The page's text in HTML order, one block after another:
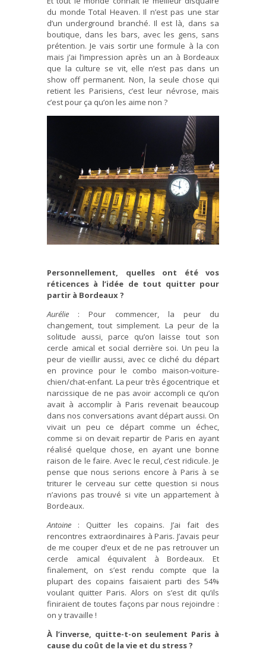
du monde Total Heaven. Il n’est pas une star
d’un underground branché. Il est là, dans sa
boutique, dans les bars, avec les gens, sans
prétention. Je vais sortir une formule à la con
mais j’ai l’impression après un an à Bordeaux
que la culture se vit, elle n’est pas dans un
show off permanent. Non, la seule chose qui
retient les Parisiens, c’est leur névrose, mais
c’est pour ça qu’on les aime non ?
Personnellement, quelles ont été vos
réticences à l’idée de tout quitter pour
partir à Bordeaux ?
Aurélie : Pour commencer, la peur du
changement, tout simplement. La peur de la
solitude aussi, parce qu’on laisse tout son
cercle amical et social derrière soi. Un peu la
peur de vieillir aussi, avec ce cliché du départ
en province pour le combo maison-voiture-
chien/chat-enfant. La peur très égocentrique et
narcissique de ne pas avoir accompli ce qu’on
avait à accomplir à Paris revenait beaucoup
dans nos conversations avant départ aussi. On
vivait un peu ce départ comme un échec,
comme si on devait repartir de Paris en ayant
réalisé quelque chose, en ayant une bonne
raison de le faire. Avec le recul, c’est ridicule. Je
pense que nous serions encore à Paris à se
triturer le cerveau sur cette question si nous
n’avions pas trouvé si vite un appartement à
Bordeaux.
Antoine : Quitter les copains. J’ai fait des
rencontres extraordinaires à Paris. J’avais peur
de me couper d’eux et de ne pas retrouver un
cercle amical équivalent à Bordeaux. Et
finalement, on s’est rendu compte que la
plupart des copains faisaient parti des 54%
voulant quitter Paris. Alors on s’est dit qu’ils
finiraient de toutes façons par nous rejoindre :
on y travaille !
À l’inverse, quitte-t-on seulement Paris à
cause du coût de la vie et du stress ?